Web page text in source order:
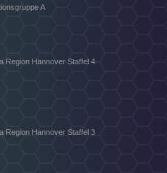
A
Region Hannover Staffel 4
Region Hannover Staffel 3